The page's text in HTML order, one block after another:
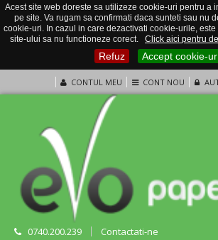
Acest site web doreste sa utilizeze cookie-uri pentru a
pe site. Va rugam sa confirmati daca sunteti sau nu
cookie-uri. In cazul in care dezactivati cookie-urile,
site-ului sa nu functioneze corect.
Click aici pentru
Refuz Accept cookie-
CONTUL MEU CONT NOU
0740.200.239 Contactati-ne